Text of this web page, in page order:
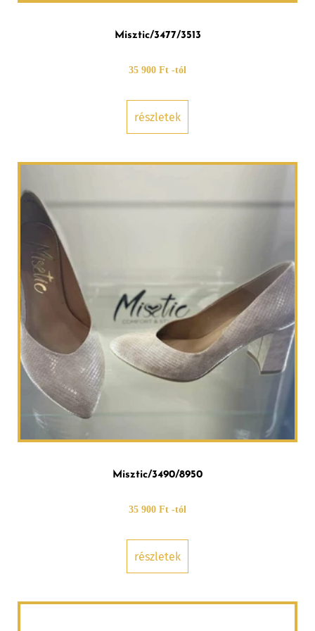
Misztic/3477/3513
35 900 Ft -tól
részletek
Misztic/3490/8950
35 900 Ft -tól
részletek